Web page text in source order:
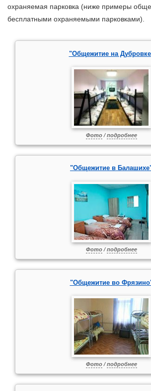
охраняемая парковка (ниже примеры
бесплатными охраняемыми парковками).
"Общежитие на
Фото/подробнее
"Общежитие в
Фото/подробнее
"Общежитие во
Фото/подробнее